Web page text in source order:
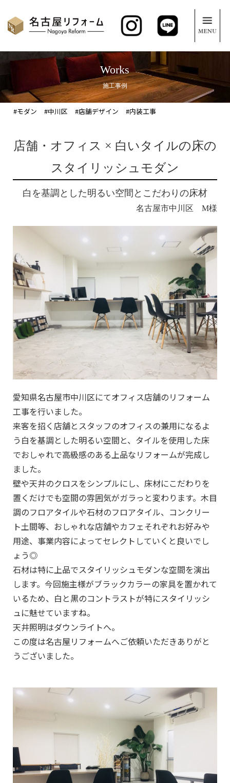
Works
施工事例
#モダン #中川区 #店舗デザイン #内装工事
店舗・オフィス × 白いタイルの床の
スタイリッシュモダン
白を基調とした明るい空間とこだわりの床材
名古屋市中川区 M様
愛知県名古屋市中川区にてオフィス店舗のリフォーム
工事を行いました。
来客を招く店舗とスタッフのオフィスの兼用になるよ
う白を基調とした明るい空間と、タイルを使用した床
でおしゃれで高級感のある上品なリフォームが完成し
ました。
壁や天井のクロスをシンプルにし、床材にこだわりを
置くだけでも空間の雰囲気がガラっと変わります。木目
調のフロアタイルや石材のフロアタイル、コンクリー
ト土間等、おしゃれな店舗やカフェそれぞれお好みや
用途、事業内容によってセレクトしていくと良いでし
ょう◎
石材は特に上品でスタイリッシュモダンな空間を演出
します。今回施主様がブラックカラーの家具を置かれて
いるため、白と黒のコントラストが特にスタイリッシ
ュに魅せていますね。
天井照明はダウンライトへ。
この度は名古屋リフォームへご依頼いただきありがと
うございました。